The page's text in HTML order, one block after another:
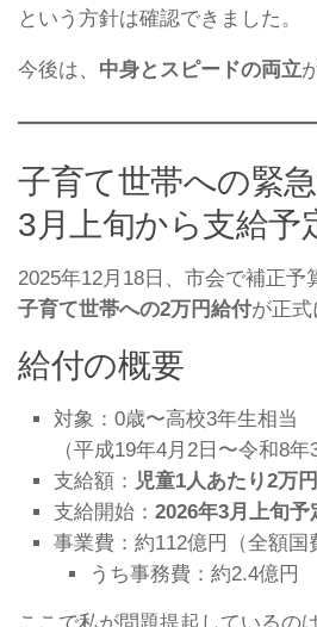
という方針は確認できました。
今後は、 中身とスピードの両立
子育て世帯への緊急
3月上旬から支給予
2025年12月18日、市会で補正予
子育て世帯への2万円給付が正式
給付の概要
対象：0歳〜高校3年生相当
（平成19年4月2日〜令和8年
支給額： 児童1人あたり2万円
支給開始： 2026年3月上旬予
事業費：約112億円（全額国
うち事務費：約2.4億円